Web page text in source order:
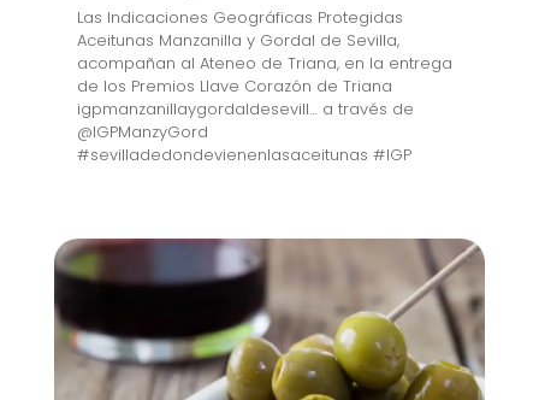
Las Indicaciones Geográficas Protegidas
Aceitunas Manzanilla y Gordal de Sevilla,
acompañan al Ateneo de Triana, en la entrega
de los Premios Llave Corazón de Triana
igpmanzanillaygordaldesevill… a través de
@IGPManzyGord
#sevilladedondevienenlasaceitunas #IGP